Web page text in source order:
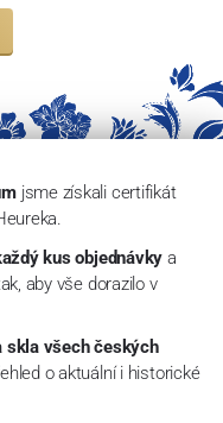
jsme získali certifikát
kus objednávky a
aby vše dorazilo v
skla všech českých
o aktuální i historické